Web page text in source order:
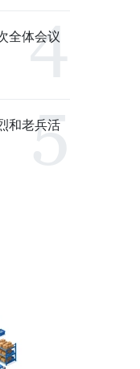
全体会议
和老兵活